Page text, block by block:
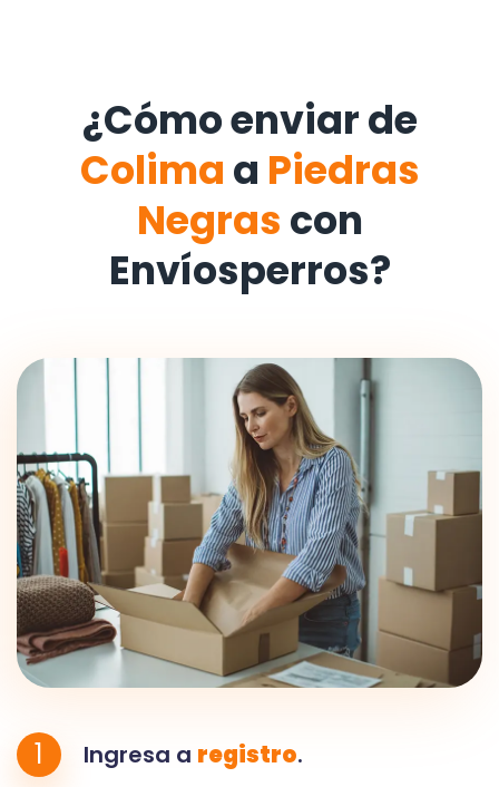
¿Cómo enviar de
Colima a Piedras
Negras con
Envíosperros?
1 Ingresa a registro.